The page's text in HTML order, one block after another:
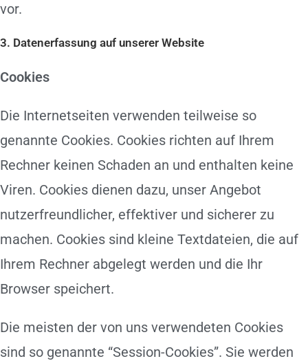
vor.
3. Datenerfassung auf unserer Website
Cookies
Die Internetseiten verwenden teilweise so
genannte Cookies. Cookies richten auf Ihrem
Rechner keinen Schaden an und enthalten keine
Viren. Cookies dienen dazu, unser Angebot
nutzerfreundlicher, effektiver und sicherer zu
machen. Cookies sind kleine Textdateien, die auf
Ihrem Rechner abgelegt werden und die Ihr
Browser speichert.
Die meisten der von uns verwendeten Cookies
sind so genannte “Session-Cookies”. Sie werden